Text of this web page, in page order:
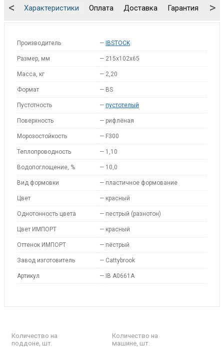
Характеристики Оплата Доставка Гарантия
< >
Производитель — IBSTOCK
Размер, мм — 215x102x65
Масса, кг — 2,20
Формат — BS
Пустотность — пустотелый
Поверхность — рифлёная
Морозостойкость — F300
Теплопроводность — 1,10
Водопоглощение, % — 10,0
Вид формовки — пластичное формование
Цвет — красный
Однотонность цвета — пестрый (разнотон)
Цвет ИМПОРТ — красный
Оттенок ИМПОРТ — пёстрый
Завод изготовитель — Cattybrook
Артикул — IB A0661A
Количество на
поддоне, шт.
Количество на
машине, шт.